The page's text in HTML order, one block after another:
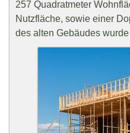
257 Quadratmeter
Nutzfläche, sowie einer
des alten Gebäudes